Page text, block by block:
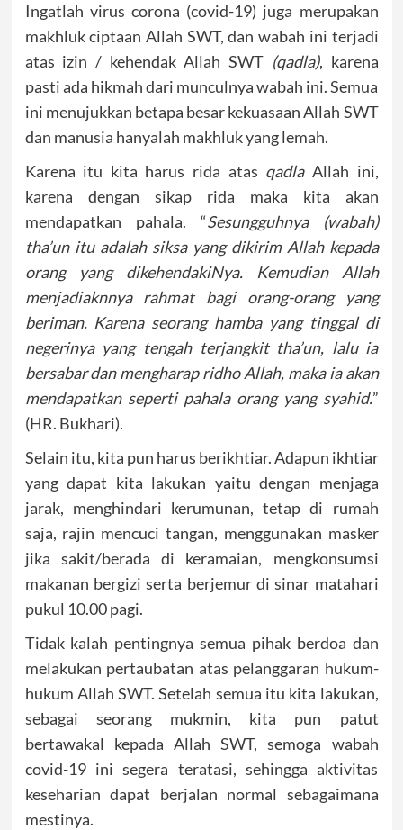
Ingatlah virus corona (covid-19) juga merupakan
makhluk ciptaan Allah SWT, dan wabah ini terjadi
atas izin / kehendak Allah SWT (qadla), karena
pasti ada hikmah dari munculnya wabah ini. Semua
ini menujukkan betapa besar kekuasaan Allah SWT
dan manusia hanyalah makhluk yang lemah.
Karena itu kita harus rida atas qadla Allah ini,
karena dengan sikap rida maka kita akan
mendapatkan pahala. “Sesungguhnya (wabah)
tha’un itu adalah siksa yang dikirim Allah kepada
orang yang dikehendakiNya. Kemudian Allah
menjadiaknnya rahmat bagi orang-orang yang
beriman. Karena seorang hamba yang tinggal di
negerinya yang tengah terjangkit tha’un, lalu ia
bersabar dan mengharap ridho Allah, maka ia akan
mendapatkan seperti pahala orang yang syahid.”
(HR. Bukhari).
Selain itu, kita pun harus berikhtiar. Adapun ikhtiar
yang dapat kita lakukan yaitu dengan menjaga
jarak, menghindari kerumunan, tetap di rumah
saja, rajin mencuci tangan, menggunakan masker
jika sakit/berada di keramaian, mengkonsumsi
makanan bergizi serta berjemur di sinar matahari
pukul 10.00 pagi.
Tidak kalah pentingnya semua pihak berdoa dan
melakukan pertaubatan atas pelanggaran hukum-
hukum Allah SWT. Setelah semua itu kita lakukan,
sebagai seorang mukmin, kita pun patut
bertawakal kepada Allah SWT, semoga wabah
covid-19 ini segera teratasi, sehingga aktivitas
keseharian dapat berjalan normal sebagaimana
mestinya.